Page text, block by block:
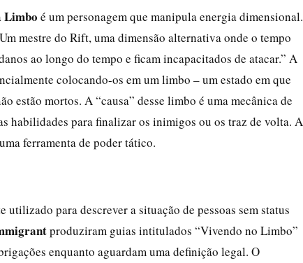
Limbo é um personagem que manipula energia dimensional.
mestre do Rift, uma dimensão alternativa onde o tempo
ao longo do tempo e ficam incapacitados de atacar.” A
colocando-os em um limbo – um estado em que
estão mortos. A “causa” desse limbo é uma mecânica de
habilidades para finalizar os inimigos ou os traz de volta. A
ferramenta de poder tático.
para descrever a situação de pessoas sem status
produziram guias intitulados “Vivendo no Limbo”
enquanto aguardam uma definição legal. O